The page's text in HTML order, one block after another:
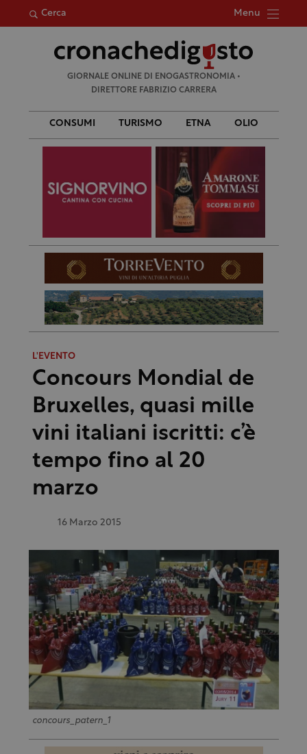
Cerca Menu
per:
GIORNALE ONLINE DI ENOGASTRONOMIA •
DIRETTORE FABRIZIO CARRERA
CONSUMI TURISMO ETNA OLIO
L'EVENTO
Concours Mondial de
Bruxelles, quasi mille
vini italiani iscritti: c’è
tempo fino al 20
marzo
16 Marzo 2015
concours_patern_1